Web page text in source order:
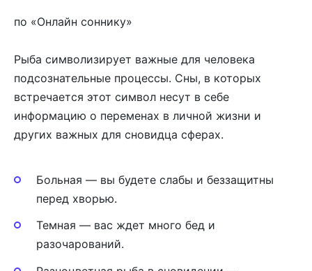
по «Онлайн соннику»
Рыба символизирует важные для человека
подсознательные процессы. Сны, в которых
встречается этот символ несут в себе
информацию о переменах в личной жизни и
других важных для сновидца сферах.
Больная — вы будете слабы и беззащитны
перед хворью.
Темная — вас ждет много бед и
разочарований.